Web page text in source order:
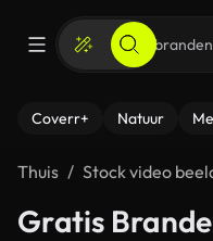
Coverr+ Natuur
Thuis Stock video
Gratis